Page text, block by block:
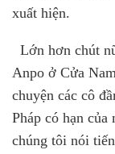
xuất hiện.
Lớn hơn chút
Anpo ở Cửa
chuyện các cô
Pháp có hạn
chúng tôi nói